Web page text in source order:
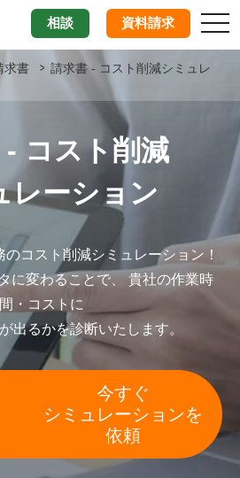
相談 資料請求
求書
請求書 - コスト削減シミュレ
- コスト削減
レーション
コスト削減シミュレーション！
に変わることで、 貴社の作業時
間・コストに
出るかを診断いたします。
今すぐ
シミュレーションを
依頼